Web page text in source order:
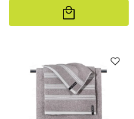
Προσθήκη
καλάθι